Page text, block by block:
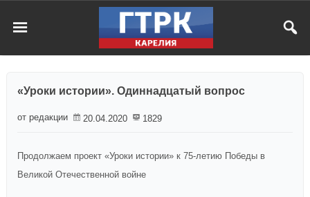
«Уроки истории». Одиннадцатый вопрос
от редакции 20.04.2020 1829
Продолжаем проект «Уроки истории» к 75-летию Победы в
Великой Отечественной войне